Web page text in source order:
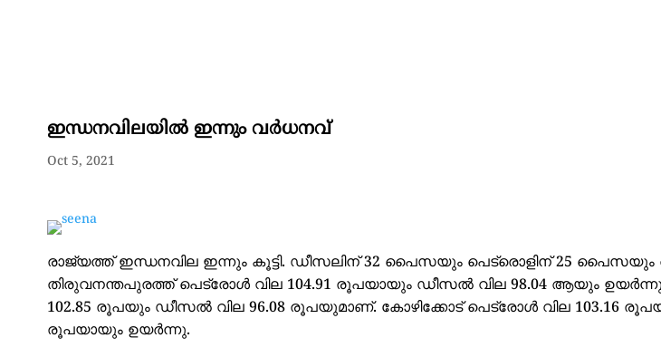
ഇന്ധനവിലയിൽ ഇന്നും വർധനവ്
Oct 5, 2021
രാജ്യത്ത് ഇന്ധനവില ഇന്നും കൂട്ടി. ഡീസലിന് 32 പൈസയും പെട്രൊളിന് 25
തിരുവനന്തപുരത്ത് പെട്രോൾ വില 104.91 രൂപയായും ഡീസൽ വില 98.04 ആയും
102.85 രൂപയും ഡീസൽ വില 96.08 രൂപയുമാണ്. കോഴിക്കോട് പെട്രോൾ വില 103.16
രൂപയായും ഉയര്‍ന്നു.